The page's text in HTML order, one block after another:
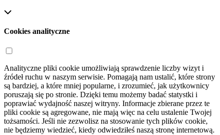
Cookies analityczne
Analityczne pliki cookie umożliwiają sprawdzenie liczby wizyt i
źródeł ruchu w naszym serwisie. Pomagają nam ustalić, które strony
są bardziej, a które mniej popularne, i zrozumieć, jak użytkownicy
poruszają się po stronie. Dzięki temu możemy badać statystki i
poprawiać wydajność naszej witryny. Informacje zbierane przez te
pliki cookie są agregowane, nie mają więc na celu ustalenie Twojej
tożsamości. Jeśli nie zezwolisz na stosowanie tych plików cookie,
nie będziemy wiedzieć, kiedy odwiedziłeś naszą stronę internetową.